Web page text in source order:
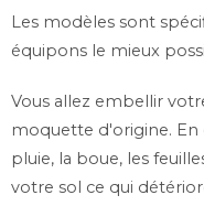
Les modèles sont
équipons le mieux
Vous allez embellir
moquette d'origine. En
pluie, la boue, les
votre sol ce qui